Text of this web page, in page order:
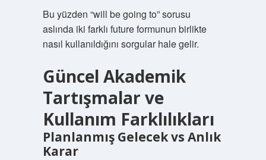
Bu yüzden “will be going to” sorusu
aslında iki farklı future formunun birlikte
nasıl kullanıldığını sorgular hale gelir.
Güncel Akademik
Tartışmalar ve
Kullanım Farklılıkları
Planlanmış Gelecek vs Anlık
Karar